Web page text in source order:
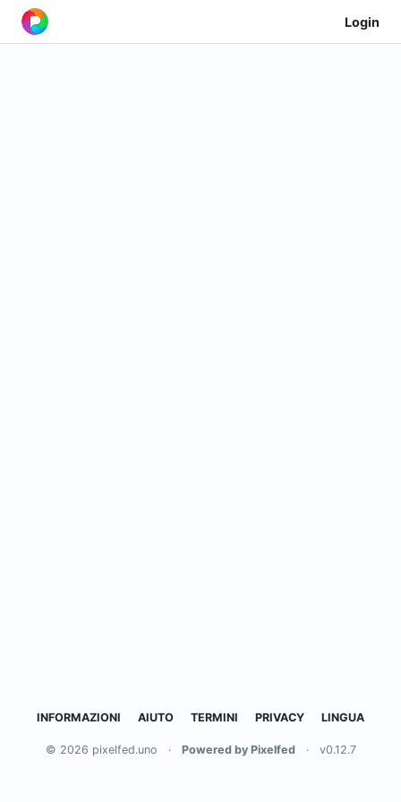
Login
INFORMAZIONI AIUTO TERMINI PRIVACY LINGUA
© 2026 pixelfed.uno · Powered by Pixelfed · v0.12.7